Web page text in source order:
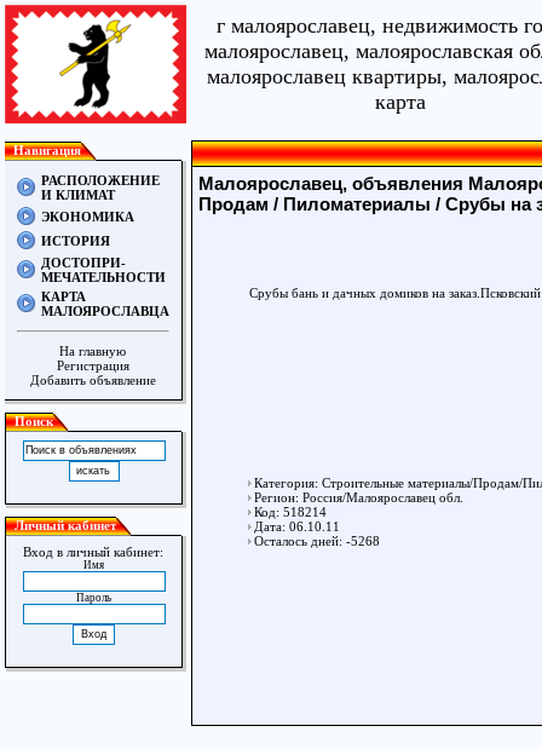
г малоярославец, недвижимость
малоярославец, малоярославская
малоярославец квартиры,
карта
Навигация
РАСПОЛОЖЕНИЕ
И КЛИМАТ
ЭКОНОМИКА
ИСТОРИЯ
ДОСТОПРИ-
МЕЧАТЕЛЬНОСТИ
КАРТА
МАЛОЯРОСЛАВЦА
На главную
Регистрация
Добавить объявление
Поиск
Личный кабинет
Вход в личный кабинет:
Имя
Пароль
Малоярославец, объявления
Продам / Пиломатериалы / Срубы на
Срубы бань и дачных домиков на
Категория: Строительные материалы/Продам/
Регион: Россия/Малоярославец обл.
Код: 518214
Дата: 06.10.11
Осталось дней: -5268